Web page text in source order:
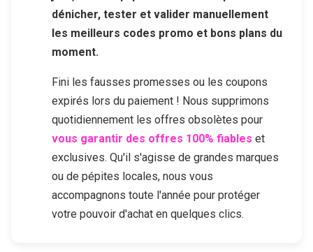
dénicher, tester et valider manuellement
les meilleurs codes promo et bons plans du
moment.
Fini les fausses promesses ou les coupons
expirés lors du paiement ! Nous supprimons
quotidiennement les offres obsolètes pour
vous garantir des offres 100% fiables et
exclusives. Qu'il s'agisse de grandes marques
ou de pépites locales, nous vous
accompagnons toute l'année pour protéger
votre pouvoir d'achat en quelques clics.